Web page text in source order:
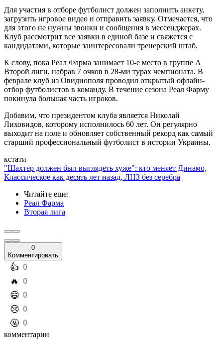
Для участия в отборе футболист должен заполнить анкету,
загрузить игровое видео и отправить заявку. Отмечается, что
для этого не нужны звонки и сообщения в мессенджерах.
Клуб рассмотрит все заявки в единой базе и свяжется с
кандидатами, которые заинтересовали тренерский штаб.
К слову, пока Реал Фарма занимает 10-е место в группе А
Второй лиги, набрав 7 очков в 28-ми турах чемпионата. В
феврале клуб из Овидиополя проводил открытый офлайн-
отбор футболистов в команду. В течение сезона Реал Фарму
покинула большая часть игроков.
Добавим, что президентом клуба является Николай
Лиховидов, которому исполнилось 60 лет. Он регулярно
выходит на поле и обновляет собственный рекорд как самый
старший профессиональный футболист в истории Украины.
кстати
"Шахтер должен был выглядеть хуже": кто меняет Динамо,
Классическое как десять лет назад, ЛНЗ без серебра
Читайте еще:
Реал Фарма
Вторая лига
0
Комментировать
️👍 0
️🔥 0
️😄 0
️😢 0
️🤬 0
комментарии